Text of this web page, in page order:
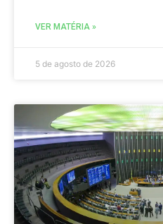
VER MATÉRIA »
5 de agosto de 2026